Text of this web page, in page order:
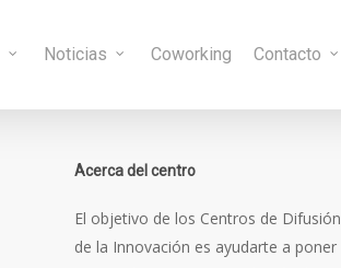
Noticias Coworking Contacto
Acerca del centro
El objetivo de los Centros de Difusión
de la Innovación es ayudarte a poner